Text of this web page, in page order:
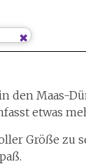
den Maas-
etwas
Größe zu